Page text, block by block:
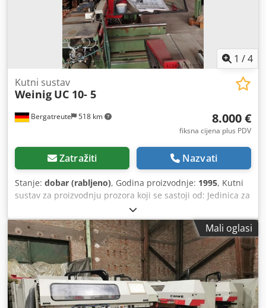
1 /4
Bergatreute 518 km
Kutni sustav
Weinig UC 10- 5
8.000 €
fiksna cijena plus PDV
Zatražiti Nazvati
Stanje: dobar (rabljeno), Godina proizvodnje: 1995, Kutni
sustav za proizvodnju prozora koji se sastoji od: Jedinica za
proreze za 8 alata s hidrauličkim hodom 75 mm (visina
stezanja 600 mm) Chsdpfxotqft Ij Aicsa Glodalica za 4 alata
s hidrauličnim hodom 80 mm (visina stezanja 320 mm) s
povratkom sa IV 68 oruđem
Mali oglasi